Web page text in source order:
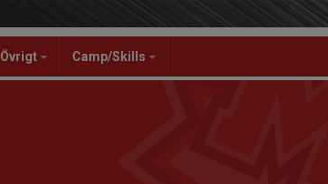
Övrigt Camp/Skills